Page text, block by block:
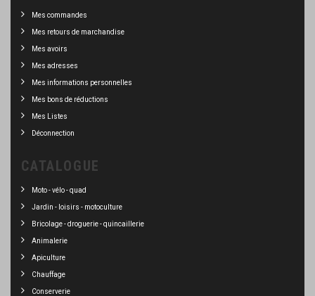
Mes commandes
Mes retours de marchandise
Mes avoirs
Mes adresses
Mes informations personnelles
Mes bons de réductions
Mes Listes
Déconnection
CATALOGUE
Moto - vélo - quad
Jardin - loisirs - motoculture
Bricolage - droguerie - quincaillerie
Animalerie
Apiculture
Chauffage
Conserverie